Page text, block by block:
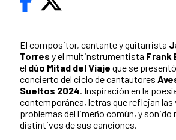
El compositor, cantante y guitarrista
Torres y el multinstrumentista Frank
el dúo Mitad del Viaje que se
concierto del ciclo de cantautores
Sueltos 2024 . Inspiración en la
contemporánea, letras que reflejan las
problemas del limeño común, y sonido
distintivos de sus canciones.